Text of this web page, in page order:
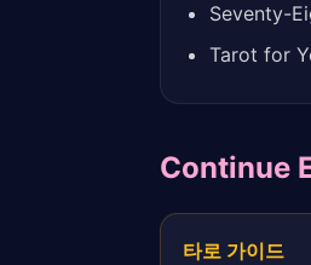
Seventy-
Tarot for
Continue
타로 가이드